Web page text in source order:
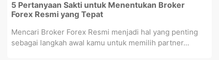
5 Pertanyaan Sakti untuk Menentukan Broker
Forex Resmi yang Tepat
Mencari Broker Forex Resmi menjadi hal yang penting
sebagai langkah awal kamu untuk memilih partner...